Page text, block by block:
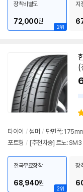
2위
장착비별도
72,000원
지
(
별
점
타이어 / 썸머 / 단면폭:
포트형 / [추천차종] 르노: SM3
2위
전국무료장착
68,940원
장